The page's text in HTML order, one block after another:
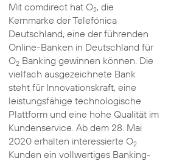
Mit comdirect hat O2, die
Kernmarke der Telefónica
Deutschland, eine der führenden
Online-Banken in Deutschland für
O2Banking gewinnen können. Die
vielfach ausgezeichnete Bank
steht für Innovationskraft, eine
leistungsfähige technologische
Plattform und eine hohe Qualität im
Kundenservice. Ab dem 28. Mai
2020 erhalten interessierte O2
Kunden ein vollwertiges Banking-